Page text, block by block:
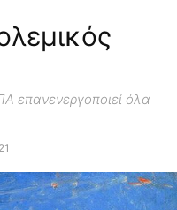
επανενεργοποιεί όλα